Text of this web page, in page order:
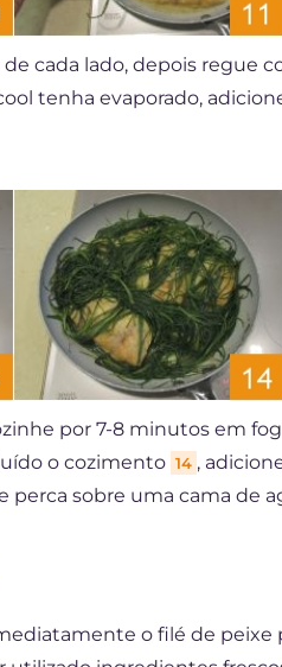
cada lado, depois regue
tenha evaporado,
por 7-8 minutos em
o cozimento 14 ,
perca sobre uma cama de
o filé de peixe